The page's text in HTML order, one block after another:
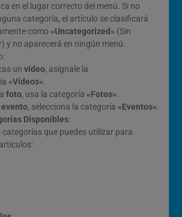
en el lugar correcto del menú. Si no
categoría, el artículo se clasificará
como «Uncategorized» (Sin
y no aparecerá en ningún menú.
un vídeo, asígnale la
«Vídeos».
foto, usa la categoría «Fotos».
evento, selecciona la categoría «Eventos».
Disponibles:
categorías que puedes utilizar para